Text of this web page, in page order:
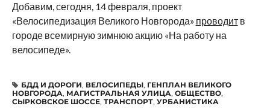
Добавим, сегодня, 14 февраля, проект
«Велосипедизация Великого Новгорода» проводитв
городе всемирную зимнюю акцию «На работу на
велосипеде».
БДД И ДОРОГИ, ВЕЛОСИПЕДЫ, ГЕНПЛАН ВЕЛИКОГО
НОВГОРОДА, МАГИСТРАЛЬНАЯ УЛИЦА, ОБЩЕСТВО,
СЫРКОВСКОЕ ШОССЕ, ТРАНСПОРТ, УРБАНИСТИКА